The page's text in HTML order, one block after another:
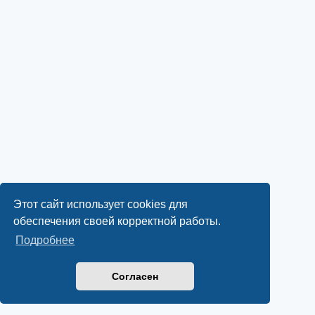
Этот сайт использует cookies для
обеспечения своей корректной работы.
Подробнее
Согласен